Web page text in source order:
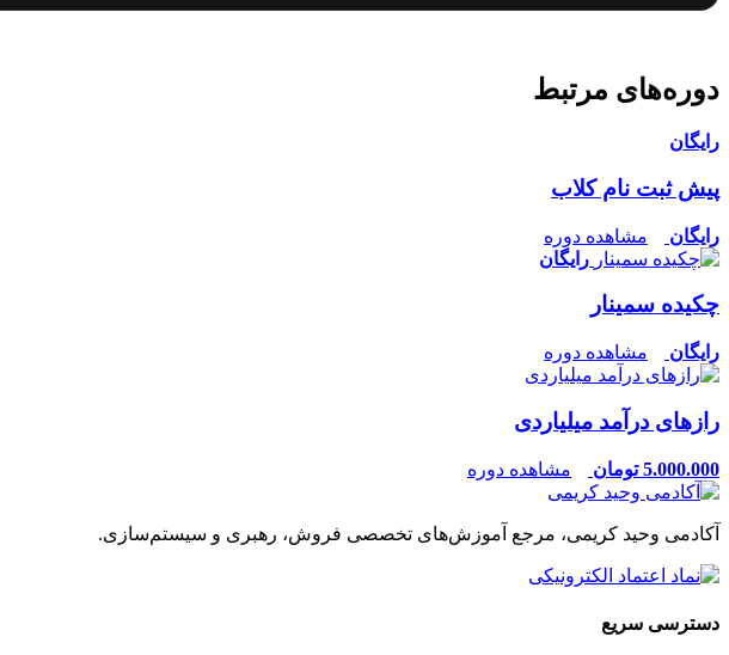
دوره‌های مرتبط
رایگان
پیش ثبت نام کلاب
رایگان
مشاهده دوره
رایگان
چکیده سمینار
رایگان مشاهده دوره
رازهای درآمد میلیاردی
5.000.000 تومان مشاهده دوره
آکادمی وحید کریمی، مرجع آموزش‌های تخصصی فروش، رهبری و سیستم‌سازی.
دسترسی سریع